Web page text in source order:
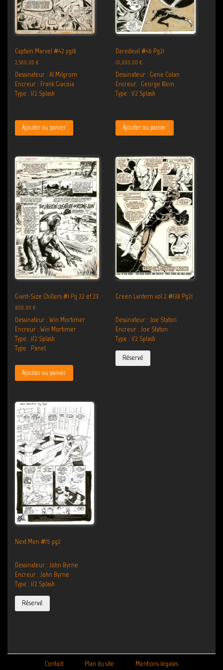
Captain Marvel #42 pg18
2,500.00 €
Dessinateur : Al Milgrom
Encreur : Frank Giacoia
Type : 1/2 Splash
Ajouter au panier
Daredevil #46 Pg21
10,000.00 €
Dessinateur : Gene Colan
Encreur : George Klein
Type : 1/2 Splash
Ajouter au panier
Giant-Size Chillers #1 Pg 22 et 23
800.00 €
Dessinateur : Win Mortimer
Encreur : Win Mortimer
Type : 1/2 Splash
Type : Panel
Ajouter au panier
Green Lantern vol 2 #138 Pg21
Dessinateur : Joe Staton
Encreur : Joe Staton
Type : 1/2 Splash
Réservé
Next Men #15 pg2
Dessinateur : John Byrne
Encreur : John Byrne
Type : 1/2 Splash
Réservé
Contact Plan du site Mentions légales